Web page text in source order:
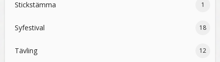
Stickstämma 1
Syfestival 18
Tävling 12